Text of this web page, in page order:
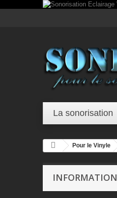
La sonorisation
Pour le Vinyle
INFORMATION